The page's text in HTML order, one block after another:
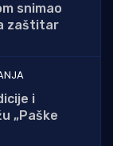
snimao
zaštitar
i
„Paške